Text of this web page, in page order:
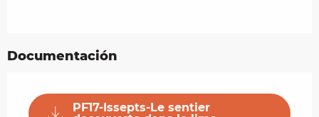
Documentación
PF17-Issepts-Le sentier